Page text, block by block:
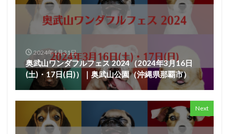
2024年1月31日
奥武山ワンダフルフェス 2024（2024年3月16日
(土)・17日(日)）｜奥武山公園（沖縄県那覇市）
Next